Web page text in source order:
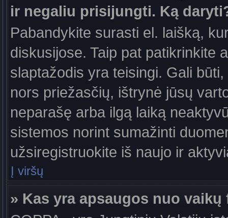
ir negaliu prisijungti. Ką
Pabandykite surasti el. laišką,
diskusijose. Taip pat patikrinkite
slaptažodis yra teisingi. Gali
nors priežasčių, ištrynė jūsų
neparašę arba ilgą laiką
sistemos norint sumažinti
užsiregistruokite iš naujo ir
Į viršų
» Kas yra apsaugos nuo vaikų